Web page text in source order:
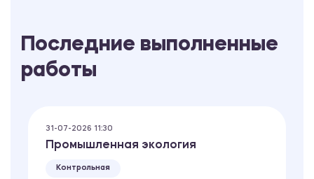
Последние выполненные
работы
31-07-2026 11:30
Промышленная экология
Контрольная